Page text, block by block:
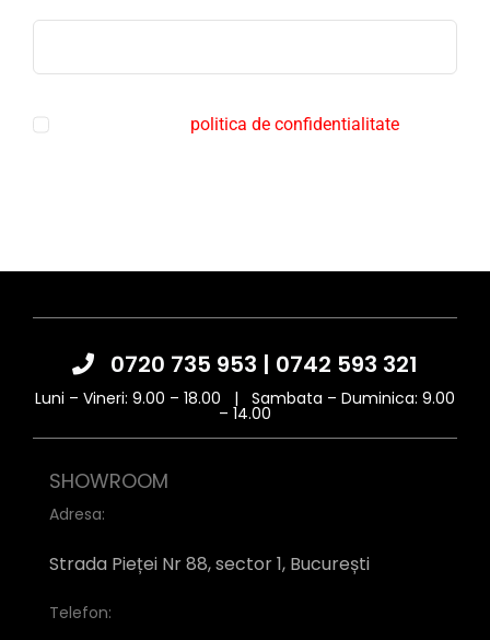
politica de confidentialitate
0720 735 953 | 0742 593 321
Luni – Vineri: 9.00 – 18.00 | Sambata – Duminica: 9.00
– 14.00
SHOWROOM
Adresa:
Strada Pieței Nr 88, sector 1, București
Telefon: